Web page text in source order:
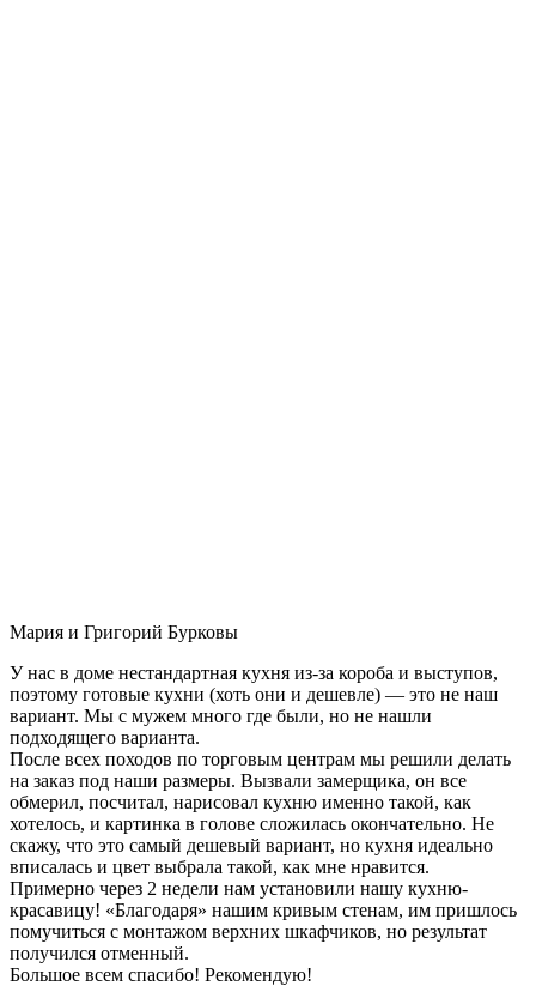
Мария и Григорий Бурковы
У нас в доме нестандартная кухня из-за короба и выступов,
поэтому готовые кухни (хоть они и дешевле) — это не наш
вариант. Мы с мужем много где были, но не нашли
подходящего варианта.
После всех походов по торговым центрам мы решили делать
на заказ под наши размеры. Вызвали замерщика, он все
обмерил, посчитал, нарисовал кухню именно такой, как
хотелось, и картинка в голове сложилась окончательно. Не
скажу, что это самый дешевый вариант, но кухня идеально
вписалась и цвет выбрала такой, как мне нравится.
Примерно через 2 недели нам установили нашу кухню-
красавицу! «Благодаря» нашим кривым стенам, им пришлось
помучиться с монтажом верхних шкафчиков, но результат
получился отменный.
Большое всем спасибо! Рекомендую!